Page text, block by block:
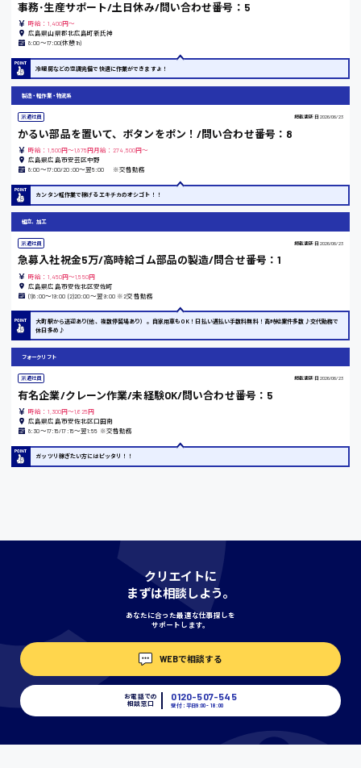
大阪府
竹原市
熊本県
島根県
香川県
神奈川県
時給1100円～
時給1100円〜
事務･生産サポート/土日休み/問い合わせ番号：5
時給：1,400円～
広島県山県郡北広島町新氏神
8:00〜17:00(休憩1h)
冷暖房などの空調完備で快適に作業ができますよ！
製造・軽作業・物流系
派遣社員 掲載更新日 2026/06/23
かるい部品を置いて、ボタンをポン！/問い合わせ番号：8
時給：1,500円～1,875円月給：274,500円～
広島県広島市安芸区中野
8:00〜17:00/20:00〜翌5:00 ※交替勤務
カンタン軽作業で稼げるエキチカのオシゴト！！
組立、加工
派遣社員 掲載更新日 2026/06/23
急募入社祝金5万/高時給ゴム部品の製造/問合せ番号：1
時給：1,450円～1,550円
広島県広島市安佐北区安佐町
(1)8:00〜19:00 (2)20:00〜翌9:00 ※2交替勤務
大町駅から送迎あり(他、複数停留場あり）。自家用車もOK！日払い週払い手数料無料！高時給案件多数♪交代勤務で
休日多め♪
フォークリフト
派遣社員 掲載更新日 2026/06/23
有名企業/クレーン作業/未経験OK/問い合わせ番号：5
時給：1,300円～1,625円
広島県広島市安佐北区口田南
8:30〜17:15/17:15〜翌1:55 ※交替勤務
ガッツリ稼ぎたい方にはピッタリ！！
クリエイトに
まずは相談しよう。
あなたに合った最適な仕事探しを
サポートします。
WEBで相談する
お電話での
相談窓口
0120-507-545
受付：平日9:00 - 18:00